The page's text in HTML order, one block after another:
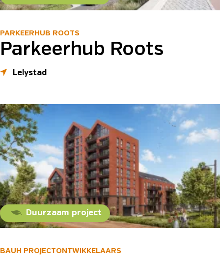
PARKEERHUB ROOTS
Parkeerhub Roots
Lelystad
Duurzaam project
BAUH PROJECTONTWIKKELAARS